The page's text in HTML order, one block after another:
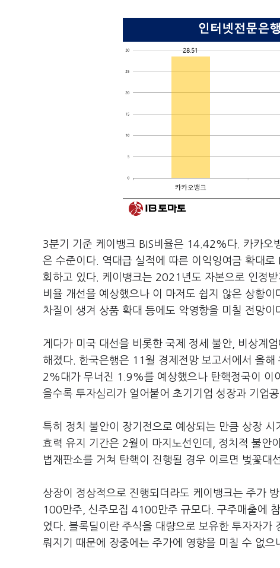
3분기 기준 케이뱅크 BIS비율은 14.42%다. 카카
은 수준이다. 역대급 실적에 따른 이익잉여금 확대
회하고 있다. 케이뱅크는 2021년도 자본으로 인정
비율 개선을 예상했으나 이 마저도 쉽지 않은 상황
차질이 생겨 상품 확대 등에도 악영향을 미칠 전망이
게다가 미국 대선을 비롯한 국제 정세 불안, 비상계
해졌다. 한국은행은 11월 경제전망 보고서에서 올
2%대가 무너진 1.9%를 예상했으나 탄핵정국이 이
을수록 투자심리가 얼어붙어 초기기업 성장과 기업
특히 정치 불안이 장기전으로 예상되는 만큼 상장
효력 유지 기간은 2월이 마지노선인데, 정치적 불안
법재판소를 거쳐 탄핵이 진행될 경우 이르면 벚꽃대
상장이 정상적으로 진행되더라도 케이뱅크는 주가
100만주, 신주모집 4100만주 규모다. 구주매출에
었다. 블록딜이란 주식을 대량으로 보유한 투자자가
뤄지기 때문에 장중에는 주가에 영향을 미칠 수 없으